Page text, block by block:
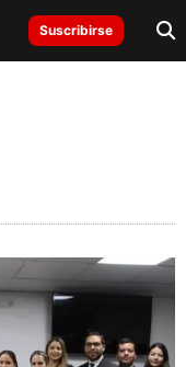
Suscribirse